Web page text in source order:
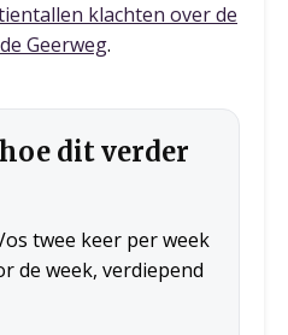
klachten over de
Geerweg.
dit verder
twee keer per week
de week, verdiepend